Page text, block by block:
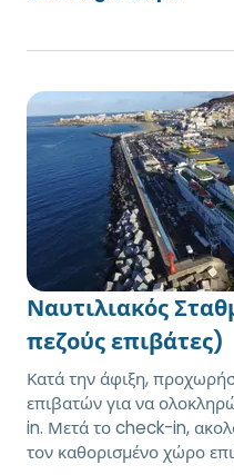
Ναυτιλιακός
πεζούς επιβάτες)
Κατά την άφιξη,
επιβατών για να
in. Μετά το check-in,
τον καθορισμένο χώρο